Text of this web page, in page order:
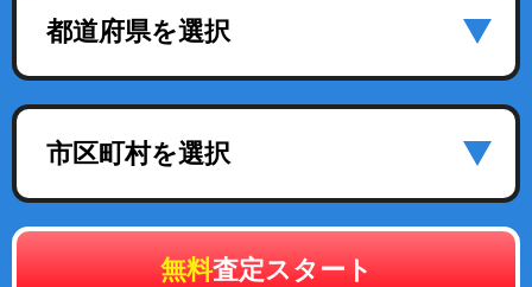
都道府県を選択
市区町村を選択
無料査定スタート